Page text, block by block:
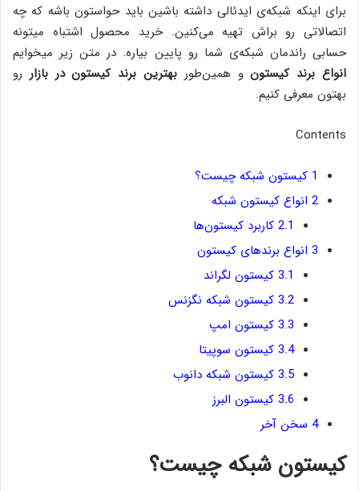
برای اینکه شبکه‌ی ایدئالی داشته باشین باید حواستون باشه که چه
اتصالاتی رو براش تهیه می‌کنین. خرید محصول اشتباه میتونه
حسابی راندمان شبکه‌ی شما رو پایین بیاره. در متن زیر میخوایم
انواع برند کیستونو همین‌طور بهترین برند‌ کیستون در بازار رو
بهتون معرفی کنیم.
Contents
1 کیستون شبکه چیست؟
2 انواع کیستون شبکه
2.1 کاربرد کیستون‌‌ها
3 انواع برند‌های کیستون
3.1 کیستون لگراند
3.2 کیستون شبکه نگزنس
3.3 کیستون امپ
3.4 کیستون سوپیتا
3.5 کیستون شبکه دانوب
3.6 کیستون البرز
4 سخن آخر
کیستون شبکه چیست؟